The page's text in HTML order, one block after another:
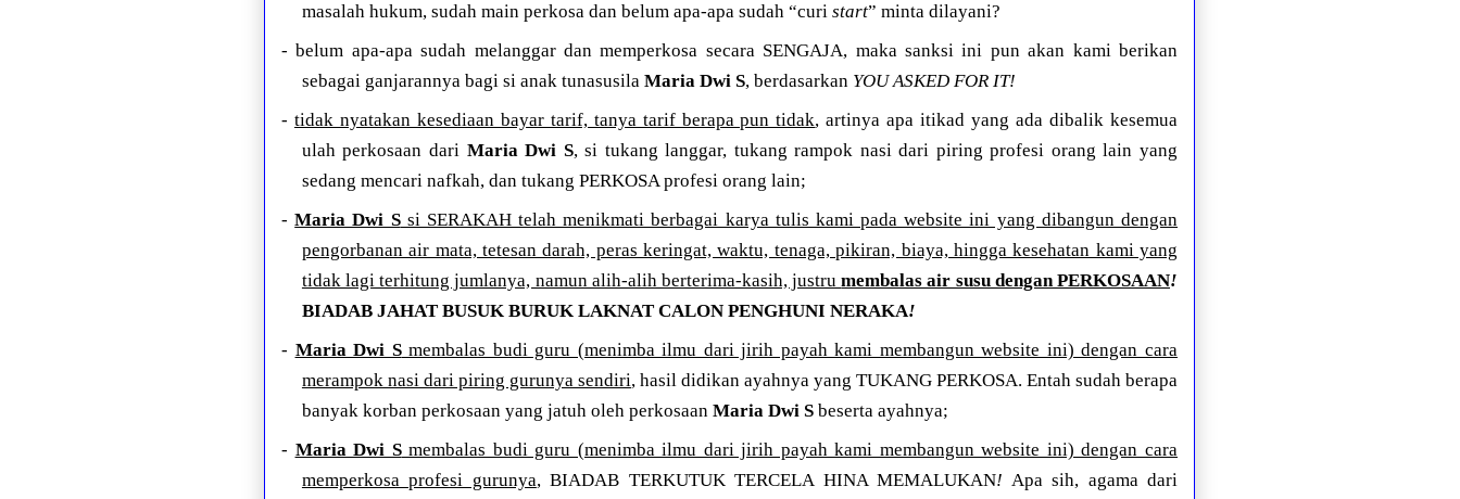
masalah hukum, sudah main perkosa dan belum apa-apa sudah “curi start” minta dilayani?
- belum apa-apa sudah melanggar dan memperkosa secara SENGAJA, maka sanksi ini pun akan kami berikan
sebagai ganjarannya bagi si anak tunasusila Maria Dwi S, berdasarkan YOU ASKED FOR IT!
- tidak nyatakan kesediaan bayar tarif, tanya tarif berapa pun tidak, artinya apa itikad yang ada dibalik kesemua
ulah perkosaan dari Maria Dwi S, si tukang langgar, tukang rampok nasi dari piring profesi orang lain yang
sedang mencari nafkah, dan tukang PERKOSA profesi orang lain;
-Maria Dwi Ssi SERAKAH telah menikmati berbagai karya tulis kami pada website ini yang dibangun dengan
pengorbanan air mata, tetesan darah, peras keringat, waktu, tenaga, pikiran, biaya, hingga kesehatan kami yang
tidak lagi terhitung jumlanya, namun alih-alih berterima-kasih, justrumembalas air susu dengan PERKOSAAN!
BIADAB JAHAT BUSUK BURUK LAKNAT CALON PENGHUNI NERAKA!
- Maria Dwi Smembalas budi guru (menimba ilmu dari jirih payah kami membangun website ini) dengan cara
merampok nasi dari piring gurunya sendiri, hasil didikan ayahnya yang TUKANG PERKOSA. Entah sudah berapa
banyak korban perkosaan yang jatuh oleh perkosaan Maria Dwi Sbeserta ayahnya;
- Maria Dwi Smembalas budi guru (menimba ilmu dari jirih payah kami membangun website ini) dengan cara
memperkosa profesi gurunya, BIADAB TERKUTUK TERCELA HINA MEMALUKAN! Apa sih, agama dari